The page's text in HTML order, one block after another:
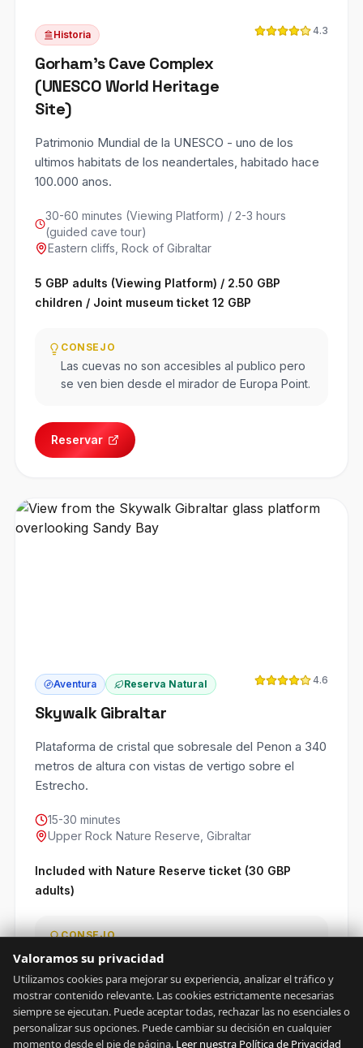
Historia
Gorham's Cave Complex
(UNESCO World Heritage
Site)
4.3
Patrimonio Mundial de la UNESCO - uno de los
ultimos habitats de los neandertales, habitado hace
100.000 anos.
30-60 minutes (Viewing Platform) / 2-3 hours
(guided cave tour)
Eastern cliffs, Rock of Gibraltar
5 GBP adults (Viewing Platform) / 2.50 GBP
children / Joint museum ticket 12 GBP
CONSEJO
Las cuevas no son accesibles al publico pero
se ven bien desde el mirador de Europa Point.
Reservar
Aventura Reserva Natural
Skywalk Gibraltar
4.6
Plataforma de cristal que sobresale del Penon a 340
metros de altura con vistas de vertigo sobre el
Estrecho.
15-30 minutes
Upper Rock Nature Reserve, Gibraltar
Included with Nature Reserve ticket (30 GBP
adults)
CONSEJO
Ve temprano por la manana cuando la
fotos.
Reservar
Valoramos su privacidad
Utilizamos cookies para mejorar su experiencia, analizar el tráfico y
mostrar contenido relevante. Las cookies estrictamente necesarias
siempre se ejecutan. Puede aceptar todas, rechazar las no esenciales o
personalizar sus opciones. Puede cambiar su decisión en cualquier
momento desde el pie de página. Leer nuestra Política de Privacidad